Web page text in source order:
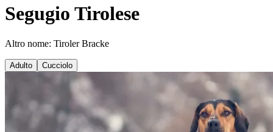
Segugio Tirolese
Altro nome: Tiroler Bracke
Adulto Cucciolo